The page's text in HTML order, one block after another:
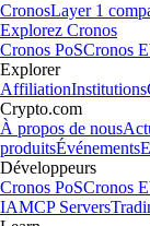
CronosLayer 1
Explorez Cronos
Cronos PoSCronos
Explorer
AffiliationInstitutions
Crypto.com
À propos de nous
produitsÉvénements
Développeurs
Cronos PoSCronos
IAMCP Servers